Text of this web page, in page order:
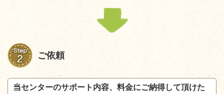
ご依頼
当センターのサポート内容、料金にご納得して頂けた